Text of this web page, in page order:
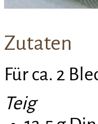
Zutaten
Für ca. 2
Teig